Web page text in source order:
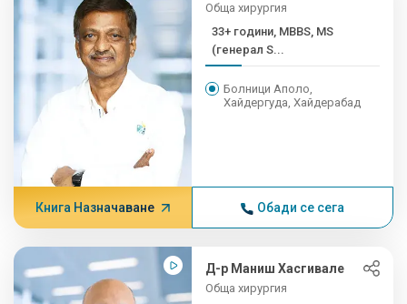
Обща хирургия
33+ години, MBBS, MS
(генерал S...
Болници Аполо,
Хайдергуда, Хайдерабад
Книга Назначаване Обади се сега
Д-р Маниш Хасгивале
Обща хирургия